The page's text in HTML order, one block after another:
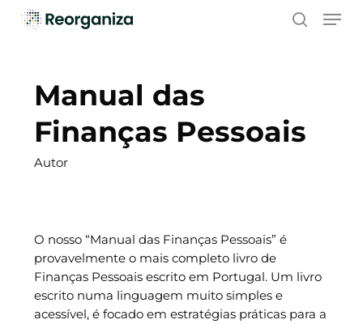
Skip
Manual das
Finanças Pessoais
Autor
O nosso “Manual das Finanças Pessoais” é
provavelmente o mais completo livro de
Finanças Pessoais escrito em Portugal. Um livro
escrito numa linguagem muito simples e
acessível, é focado em estratégias práticas para a